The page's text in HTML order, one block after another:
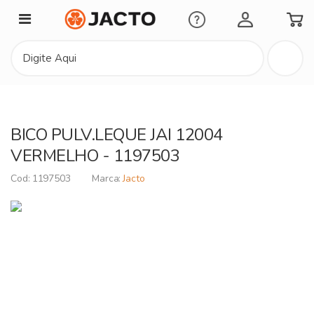
Minha Conta
BICO PULV.LEQUE JAI 12004
VERMELHO - 1197503
1197503 Jacto